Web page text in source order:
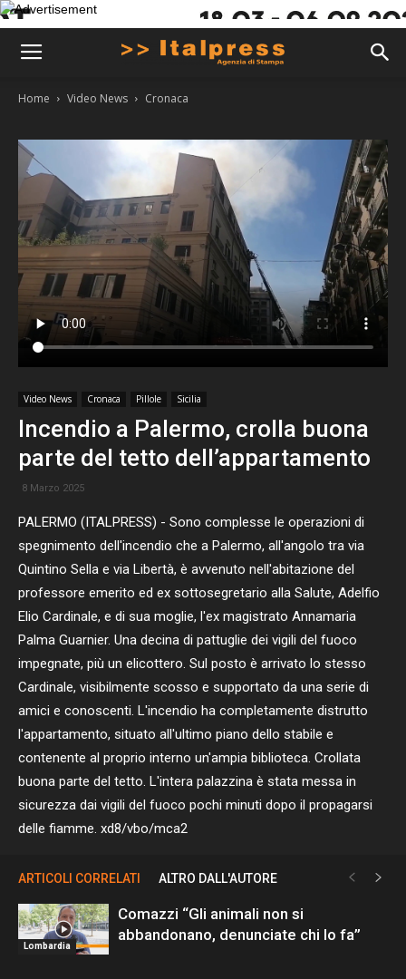
Home Video News Cronaca
Video News Cronaca Pillole Sicilia
Incendio a Palermo, crolla buona
parte del tetto dell’appartamento
8 Marzo 2025
PALERMO (ITALPRESS) - Sono complesse le operazioni di
spegnimento dell'incendio che a Palermo, all'angolo tra via
Quintino Sella e via Libertà, è avvenuto nell'abitazione del
professore emerito ed ex sottosegretario alla Salute, Adelfio
Elio Cardinale, e di sua moglie, l'ex magistrato Annamaria
Palma Guarnier. Una decina di pattuglie dei vigili del fuoco
impegnate, più un elicottero. Sul posto è arrivato lo stesso
Cardinale, visibilmente scosso e supportato da una serie di
amici e conoscenti. L'incendio ha completamente distrutto
l'appartamento, situato all'ultimo piano dello stabile e
contenente al proprio interno un'ampia biblioteca. Crollata
buona parte del tetto. L'intera palazzina è stata messa in
sicurezza dai vigili del fuoco pochi minuti dopo il propagarsi
delle fiamme. xd8/vbo/mca2
ARTICOLI CORRELATI ALTRO DALL'AUTORE
Lombardia
Comazzi “Gli animali non si
abbandonano, denunciate chi lo fa”